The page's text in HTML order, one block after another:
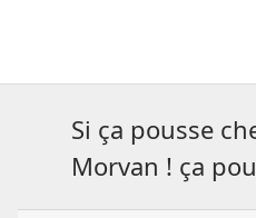
Si ça pousse
Morvan ! ça